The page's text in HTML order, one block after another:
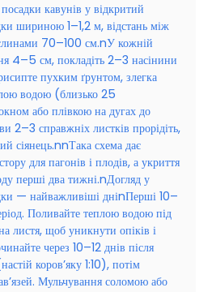
кавунів у відкритий
шириною 1–1,2 м, відстань між
70–100 см.nУ кожній
4–5 см, покладіть 2–3 насінини
пухким ґрунтом, злегка
водою (близько 25
або плівкою на дугах до
2–3 справжніх листків прорідіть,
сіянець.nnТака схема дає
для пагонів і плодів, а укриття
перші два тижні.nДогляд у
— найважливіші дніnПерші 10–
Поливайте теплою водою під
листя, щоб уникнути опіків і
через 10–12 днів після
коров’яку 1:10), потім
Мульчування соломою або